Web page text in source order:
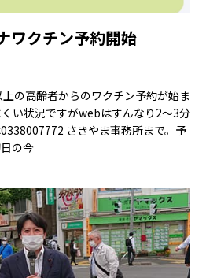
ワクチン予約開始
の高齢者からのワクチン予約が始ま
い状況ですがwebはすんなり2〜3分
さきやま事務所まで。予
の今